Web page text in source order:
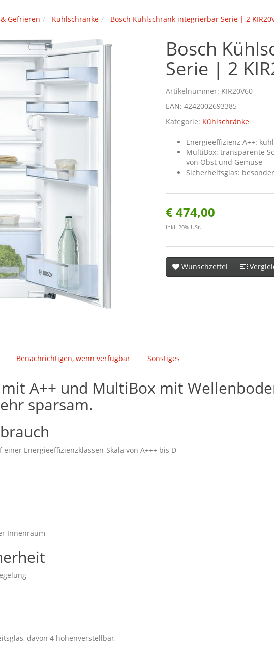
Gefrieren Kühlschränke Bosch Kühlschrank integrierbar Serie | 2
Bosch
Serie | 2
Artikelnummer: KIR20V60
EAN: 4242002693385
Kategorie: Kühlschränke
Energieeffizienz A++:
MultiBox: transparente
von Obst und Gemüse
Sicherheitsglas:
€ 474,00
inkl. 20% USt.
Wunschzettel
Benachrichtigen, wenn verfügbar Sonstiges
A++ und MultiBox mit
sparsam.
einer Energieeffizienzklassen-Skala von A+++ bis D
Innenraum
davon 4 höhenverstellbar,